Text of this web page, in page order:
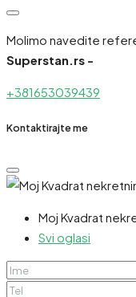
Molimo navedite
Superstan.rs -
+381653039439
Kontaktirajte me
Moj Kvadrat
Svi oglasi